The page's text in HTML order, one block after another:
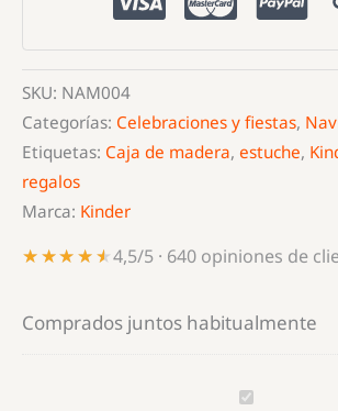
madera
y
con
chocolates.
cantidad
SKU: NAM004
Categorías: Celebraciones y fiestas,
Etiquetas: Caja de madera, estuche,
regalos
Marca: Kinder
★★★★★
★★★★★4,5/5 · 640 opiniones de
Comprados juntos habitualmente
Lapicero